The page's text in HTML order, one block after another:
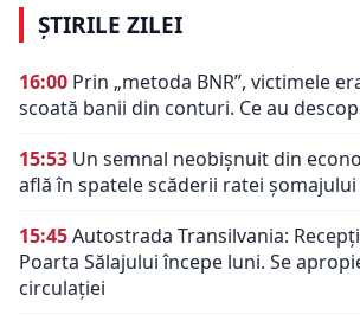
ȘTIRILE ZILEI
16:00 Prin „metoda BNR”, victimele
scoată banii din conturi. Ce au
15:53 Un semnal neobișnuit din
află în spatele scăderii ratei șomajului
15:45Autostrada Transilvania:
Poarta Sălajului începe luni. Se
circulației